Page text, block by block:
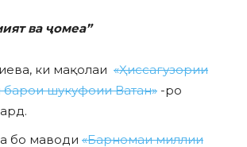
ва ҷомеа”
ки мақолаи «Ҳиссагузории
шукуфоии Ватан» -ро
бо маводи «Барномаи миллии